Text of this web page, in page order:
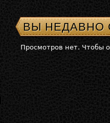
ВЫ НЕДАВНО
Просмотров нет. Чтобы